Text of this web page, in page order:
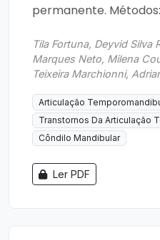
permanente. Métodos:
Tila Fortuna, Deyvid Silva
Marques Neto, Milena
Teixeira Marchionni,
Articulação
Transtornos Da Articulação
Côndilo Mandibular
Ler PDF